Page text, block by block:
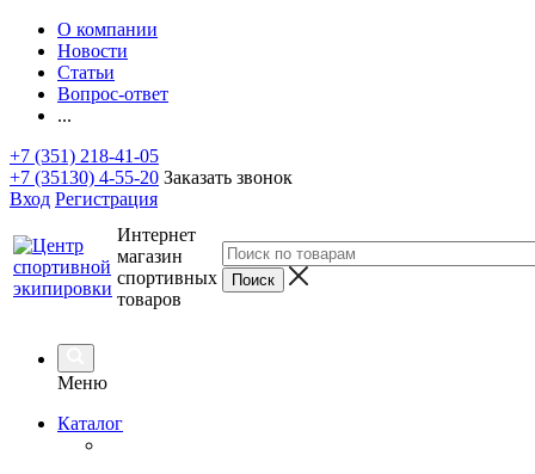
О компании
Новости
Статьи
Вопрос-ответ
...
+7 (351) 218-41-05
+7 (35130) 4-55-20 Заказать звонок
Вход Регистрация
Интернет
магазин
спортивных
товаров
Меню
Каталог